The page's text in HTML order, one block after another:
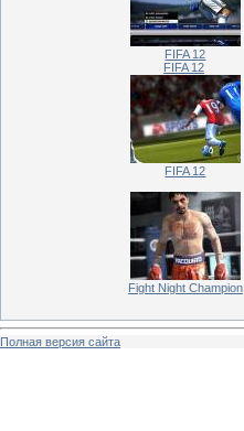
FIFA 12
FIFA 12
FIFA 12
Fight Night Champion
Полная версия сайта